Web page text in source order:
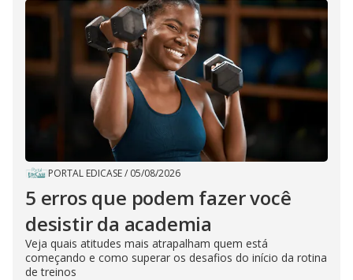
PORTAL EDICASE/ 05/08/2026
5 erros que podem fazer você
desistir da academia
Veja quais atitudes mais atrapalham quem está
começando e como superar os desafios do início da rotina
de treinos